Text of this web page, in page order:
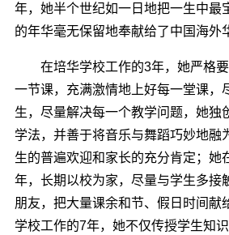
年，她半个世纪如一日地把一生中最
的年华毫无保留地奉献给了中国海外
在培华学校工作的3年，她严格要
一节课，充满激情地上好每一堂课，
生，尽量解决每一个教学问题，她独
学法，并善于将音乐与舞蹈巧妙地融
生的普遍欢迎和家长的充分肯定；她
年，长期以校为家，尽量与学生多接
朋友，把大量课余和节、假日时间献
学校工作的7年，她不仅传授学生知